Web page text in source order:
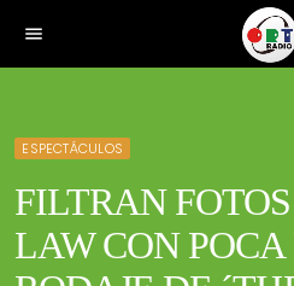
menu
ESPECTÁCULOS
FILTRAN
LAW CON POCA